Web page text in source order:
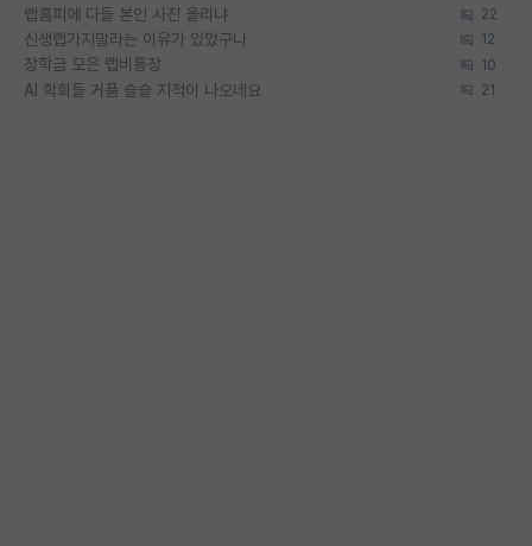
랩홈피에 다들 본인 사진 올리냐 22
신생랩가지말라는 이유가 있었구나 12
장학금 모은 랩비통장 10
AI 학회들 거품 슬슬 지적이 나오네요 21